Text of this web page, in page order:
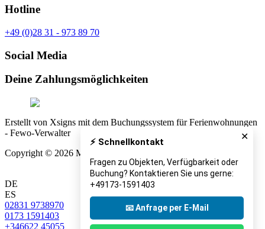
Hotline
+49 (0)28 31 - 973 89 70
Social Media
Deine Zahlungsmöglichkeiten
Erstellt von Xsigns mit dem Buchungssystem für Ferienwohnungen
- Fewo-Verwalter
Copyright © 2026 Miet Finca Mallorca
DE
ES
02831 9738970
0173 1591403
+346622 45055
✕
⚡ Schnellkontakt
Fragen zu Objekten, Verfügbarkeit oder
Buchung? Kontaktieren Sie uns gerne:
+49173-1591403
📧 Anfrage per E-Mail